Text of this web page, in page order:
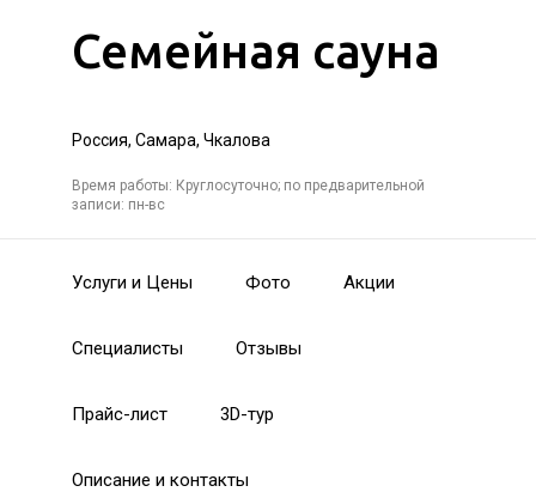
Семейная сауна
Россия, Самара, Чкалова
Время работы: Круглосуточно; по предварительной
записи: пн-вс
Услуги и Цены Фото Акции
Специалисты Отзывы
Прайс-лист 3D-тур
Описание и контакты